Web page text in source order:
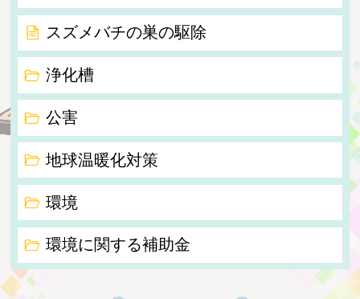
スズメバチの巣の駆除
浄化槽
公害
地球温暖化対策
環境
環境に関する補助金